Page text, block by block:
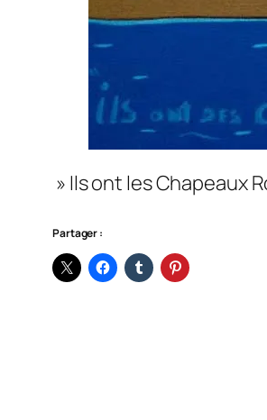
» Ils ont les Chapeaux
Partager :